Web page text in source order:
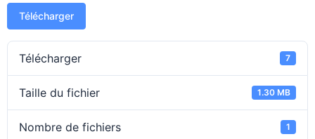
Télécharger
Télécharger 7
Taille du fichier 1.30 MB
Nombre de fichiers 1